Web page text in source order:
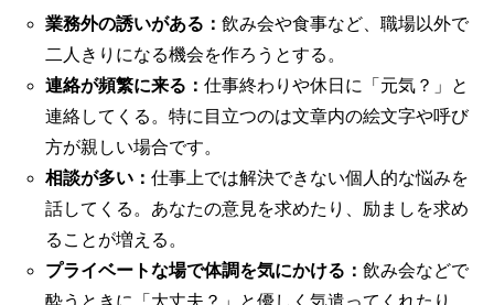
業務外の誘いがある： 飲み会や食事など、職場以外で
二人きりになる機会を作ろうとする。
連絡が頻繁に来る： 仕事終わりや休日に「元気？」と
連絡してくる。特に目立つのは文章内の絵文字や呼び
方が親しい場合です。
相談が多い： 仕事上では解決できない個人的な悩みを
話してくる。あなたの意見を求めたり、励ましを求め
ることが増える。
プライベートな場で体調を気にかける： 飲み会などで
酔うときに「大丈夫？」と優しく気遣ってくれたり、